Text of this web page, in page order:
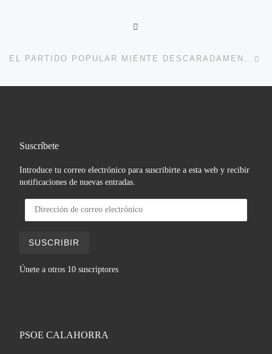
Suscríbete
Introduce tu correo electrónico para suscribirte a esta web y recibir
notificaciones de nuevas entradas.
SUSCRIBIR
Únete a otros 10 suscriptores
PSOE CALAHORRA